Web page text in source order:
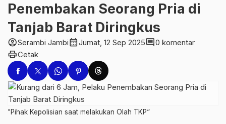
Penembakan Seorang Pria di
Tanjab Barat Diringkus
account_circleSerambi Jambicalendar_monthJumat, 12 Sep 2025comment0 komentar
printCetak
"Pihak Kepolisian saat melakukan Olah TKP“